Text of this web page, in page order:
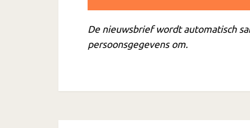
De nieuwsbrief wordt automatisch
persoonsgegevens om.